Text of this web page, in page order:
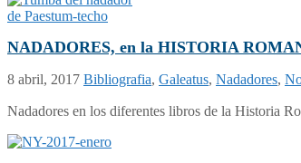
NADADORES, en la HISTORIA
8 abril, 2017 Bibliografia, Galeatus, Nadadores,
Nadadores en los diferentes libros de la Historia